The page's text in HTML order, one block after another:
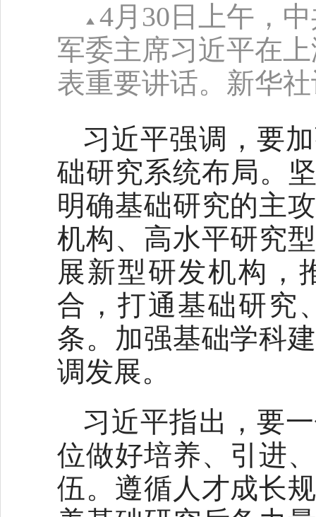
4月30日上午，
军委主席习近平在
表重要讲话。新华
习近平强调，要
础研究系统布局。
明确基础研究的主
机构、高水平研究
展新型研发机构，
合，打通基础研究
条。加强基础学科
调发展。
习近平指出，要
位做好培养、引进
伍。遵循人才成长